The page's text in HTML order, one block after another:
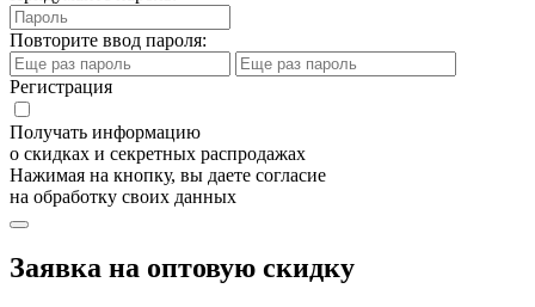
Повторите ввод пароля:
Регистрация
Получать информацию
о скидках и секретных распродажах
Нажимая на кнопку, вы даете согласие
на обработку своих данных
Заявка на оптовую скидку